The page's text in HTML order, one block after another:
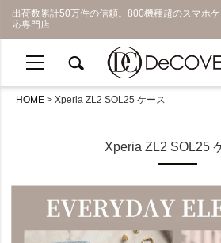
出荷数累計50万件の信頼。800機種超のスマホ
応専門店
HOME Xperia ZL2 SOL25 ケース
Xperia ZL2 SOL25